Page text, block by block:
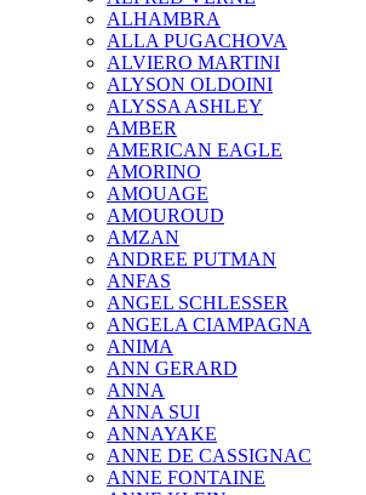
ALHAMBRA
ALLA PUGACHOVA
ALVIERO MARTINI
ALYSON OLDOINI
ALYSSA ASHLEY
AMBER
AMERICAN EAGLE
AMORINO
AMOUAGE
AMOUROUD
AMZAN
ANDREE PUTMAN
ANFAS
ANGEL SCHLESSER
ANGELA CIAMPAGNA
ANIMA
ANN GERARD
ANNA
ANNA SUI
ANNAYAKE
ANNE DE CASSIGNAC
ANNE FONTAINE